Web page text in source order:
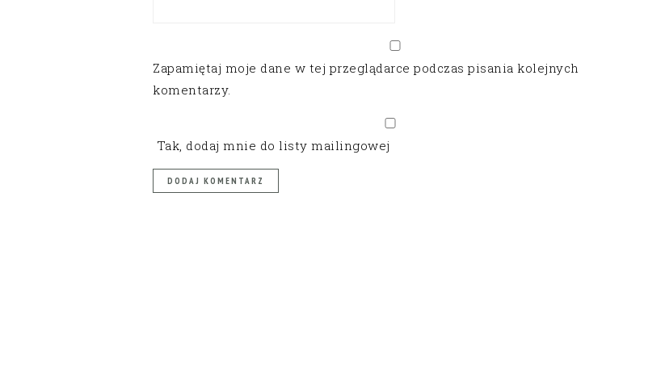
Zapamiętaj moje dane w tej przeglądarce podczas pisania kolejnych
komentarzy.
Tak, dodaj mnie do listy mailingowej